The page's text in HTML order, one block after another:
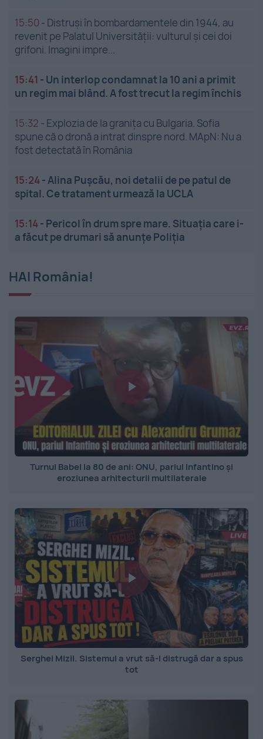
15:50 - Distruși în bombardamentele din 1944, au
revenit pe Palatul Universității: vulturul și cei doi
grifoni. Imagini impre...
15:41 - Un interlop condamnat la 10 ani a primit
un regim mai blând. A fost trecut la regim închis
15:32 - Explozia de la granița cu Bulgaria. Sofia
spune că o dronă a intrat dinspre nord. MApN: Nu a
fost detectată în România
15:24-Alina Pușcău, noi detalii de pe patul de
spital. Ce tratament urmează la UCLA
15:14- Pericol în drum spre mare. Situația care i-
a făcut pe drumari să anunțe Poliția
HAI România!
Turnul Babel la 80 de ani: ONU, pariul Infantino și
eroziunea arhitecturii multilaterale
Serghei Mizil. Sistemul a vrut să-l distrugă dar a spus
tot